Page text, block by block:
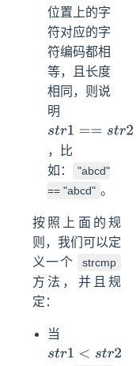
位置上的字
符对应的字
符编码都相
等，且长度
相同，则说
明
str1==str2
，比
如：
"abcd"
== "abcd" 。
按照上面的规
则，我们可以定
义一个
strcmp
方法，并且规
定：
当
str1< str2